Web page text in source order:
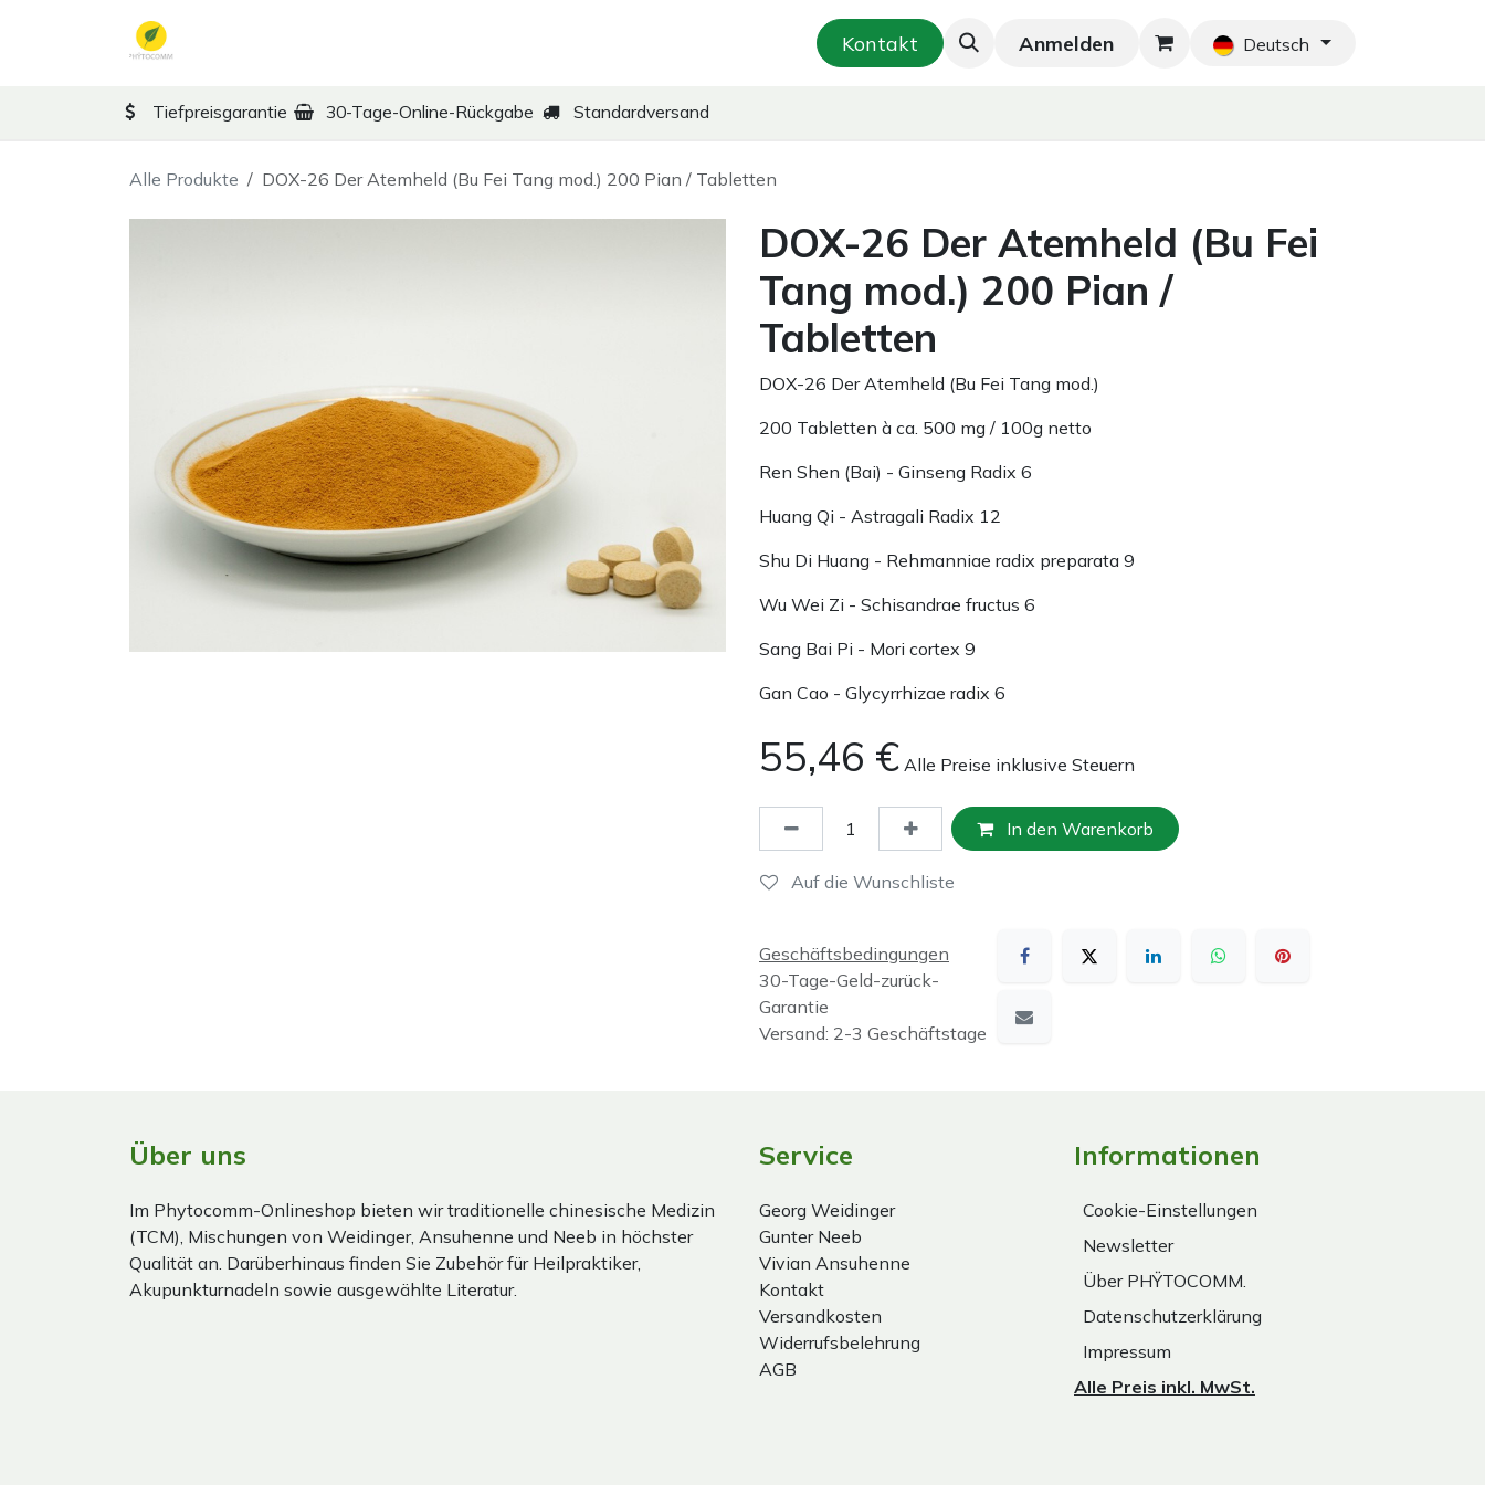
Kräuter-Zubereitungen Neu! Blog Home Shop
Kontakt Anmelden Deutsch
Tiefpreisgarantie 30-Tage-Online-Rückgabe Standardversand
Alle Produkte DOX-26 Der Atemheld (Bu Fei Tang mod.) 200 Pian / Tabletten
DOX-26 Der Atemheld (Bu Fei
Tang mod.) 200 Pian /
Tabletten
DOX-26 Der Atemheld (Bu Fei Tang mod.)
200 Tabletten à ca. 500 mg / 100g netto
Ren Shen (Bai) - Ginseng Radix 6
Huang Qi - Astragali Radix 12
Shu Di Huang - Rehmanniae radix preparata 9
Wu Wei Zi - Schisandrae fructus 6
Sang Bai Pi - Mori cortex 9
Gan Cao - Glycyrrhizae radix 6
55,46 € Alle Preise inklusive Steuern
In den Warenkorb
Auf die Wunschliste
Geschäftsbedingungen
30-Tage-Geld-zurück-
Garantie
Versand: 2-3 Geschäftstage
Über uns
Im Phytocomm-Onlineshop bieten wir traditionelle chinesische Medizin
(TCM), Mischungen von Weidinger, Ansuhenne und Neeb in höchster
Qualität an. Darüberhinaus finden Sie Zubehör für Heilpraktiker,
Akupunkturnadeln sowie ausgewählte Literatur.
Service
Georg Weidinger
Gunter Neeb
Vivian Ansuhenne
Kontakt
Versandkosten
Widerrufsbelehrung
AGB
Informationen
Cookie-Einstellungen
Newsletter
Über PHŸTOCOMM.
Datenschutzerklärung
Impressum
Alle Preis inkl. MwSt.